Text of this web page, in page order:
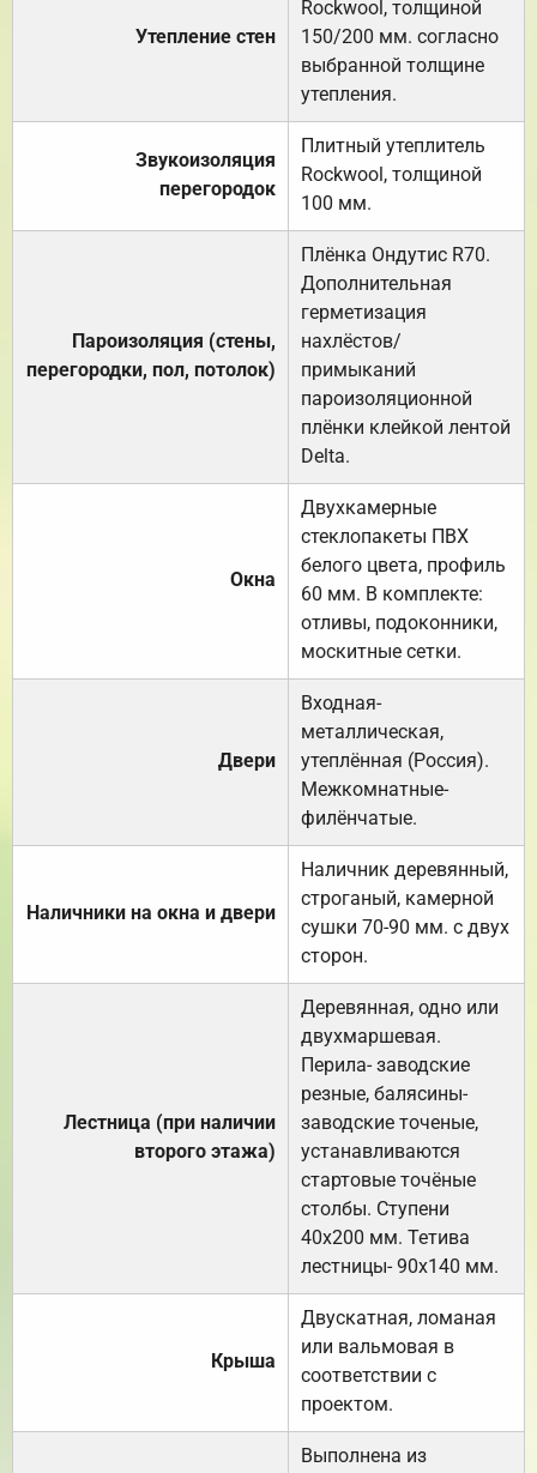
Утепление стен
Rockwool, толщиной
150/200 мм. согласно
выбранной толщине
утепления.
Звукоизоляция
перегородок
Плитный утеплитель
Rockwool, толщиной
100 мм.
Пароизоляция (стены,
перегородки, пол, потолок)
Плёнка Ондутис R70.
Дополнительная
герметизация
нахлёстов/
примыканий
пароизоляционной
плёнки клейкой лентой
Delta.
Окна
Двухкамерные
стеклопакеты ПВХ
белого цвета, профиль
60 мм. В комплекте:
отливы, подоконники,
москитные сетки.
Двери
Входная-
металлическая,
утеплённая (Россия).
Межкомнатные-
филёнчатые.
Наличники на окна и двери
Наличник деревянный,
строганый, камерной
сушки 70-90 мм. с двух
сторон.
Лестница (при наличии
второго этажа)
Деревянная, одно или
двухмаршевая.
Перила- заводские
резные, балясины-
заводские точеные,
устанавливаются
стартовые точёные
столбы. Ступени
40х200 мм. Тетива
лестницы- 90х140 мм.
Крыша
Двускатная, ломаная
или вальмовая в
соответствии с
проектом.
Выполнена из